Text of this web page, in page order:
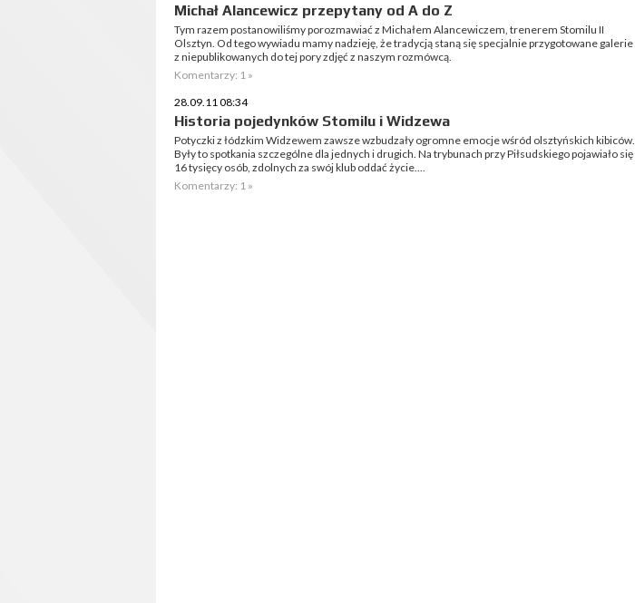
Michał Alancewicz przepytany od A do Z
Tym razem postanowiliśmy porozmawiać z Michałem Alancewiczem, trenerem Stomilu II
Olsztyn. Od tego wywiadu mamy nadzieję, że tradycją staną się specjalnie przygotowane galerie
z niepublikowanych do tej pory zdjęć z naszym rozmówcą.
Komentarzy: 1 »
28.09.11 08:34
Historia pojedynków Stomilu i Widzewa
Potyczki z łódzkim Widzewem zawsze wzbudzały ogromne emocje wśród olsztyńskich kibiców.
Były to spotkania szczególne dla jednych i drugich. Na trybunach przy Piłsudskiego pojawiało się
16 tysięcy osób, zdolnych za swój klub oddać życie....
Komentarzy: 1 »